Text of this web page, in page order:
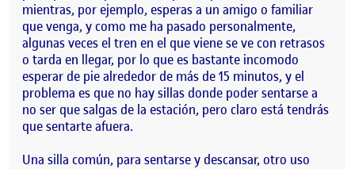
mientras, por ejemplo, esperas a un amigo o familiar
que venga, y como me ha pasado personalmente,
algunas veces el tren en el que viene se ve con retrasos
o tarda en llegar, por lo que es bastante incomodo
esperar de pie alrededor de más de 15 minutos, y el
problema es que no hay sillas donde poder sentarse a
no ser que salgas de la estación, pero claro está tendrás
que sentarte afuera.
Una silla común, para sentarse y descansar, otro uso